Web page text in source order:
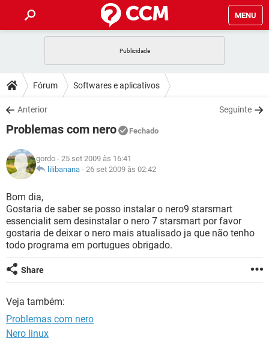
MENU
CELULAR FACEBOOK
OUTLOOK
INSTAGRAM GMAIL
GUIA DE COMPRAS
DICAS
JOGOS WHATSAPP
INSTAGRAM
GUIA DE COMPRAS
DOWNLOADS
JOGOS WHATSAPP
CELULAR
OUTLOOK EXCEL
INSTAGRAM
GUIA DE COMPRAS
JOGOS
CELULAR
OUTLOOK
INSTAGRAM GMAIL
GUIA DE COMPRAS
GLOSSÁRIO
JOGOS
CELULAR FACEBOOK
OUTLOOK EXCEL
INSTAGRAM GMAIL
GUIA DE COMPRAS
Fórum Softwares e aplicativos
Anterior Seguinte
Problemas com nero Fechado
gordo - 25 set 2009 às 16:41
lilibanana - 26 set 2009 às 02:42
Bom dia,
Gostaria de saber se posso instalar o nero9 starsmart
essencialit sem desinstalar o nero 7 starsmart por favor
gostaria de deixar o nero mais atualisado ja que não tenho
todo programa em portugues obrigado.
Share
Veja também:
Problemas com nero
Nero linux